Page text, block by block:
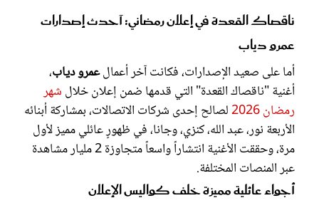
ناقصاك القعدة في إعلان رمضاني: آحدث إصدارات
عمرو دياب
أما على صعيد الإصدارات، فكانت آخر أعمالعمرو دياب،
أغنية "ناقصاك القعدة" التي قدمها ضمن إعلان خلال شهر
رمضان 2026
لصالح إحدى شركات الاتصالات، بمشاركة أبنائه
الأربعة نور، عبد الله، كنزي، وجانا، في ظهورٍ عائلي مميز لأول
مرة، وحققت الأغنية انتشاراً واسعاً متجاوزة 2 مليار مشاهدة
عبر المنصات المختلفة.
أجواء عائلية مميزة خلف كواليس الإعلان